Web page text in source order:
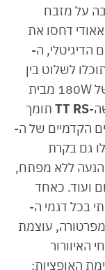
על מזבח
דחסו את
הדיגיטלי, ה-
משם תוכלו לשלוט בין
השאר גם על מערכת השמע בעוצמה של 180W מבית
TT RS תומך
הקדמיים של ה-
גם בקרת
ללא מפתח,
ועוד. כאחד
בכל דגמי ה-
עוצמת
האיוורור
האופציות: